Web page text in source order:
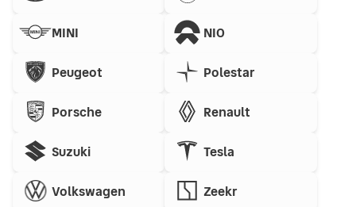
MINI NIO
Peugeot Polestar
Porsche Renault
Suzuki Tesla
Volkswagen Zeekr